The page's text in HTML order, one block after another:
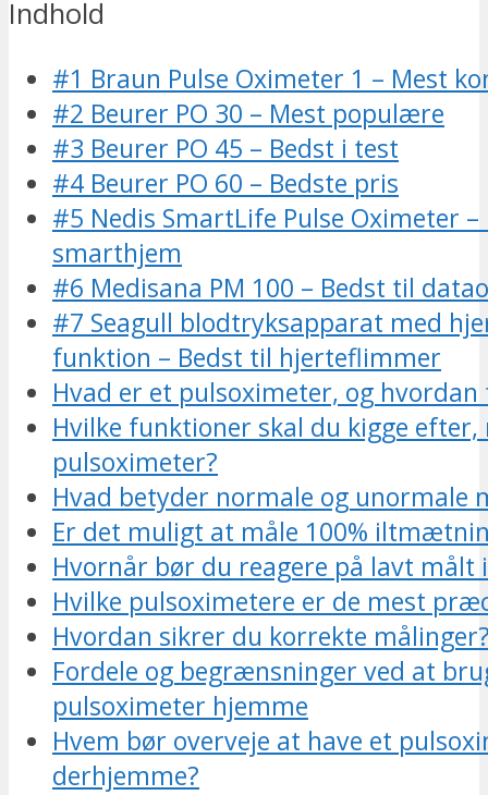
Indhold
#1 Braun Pulse Oximeter 1 – Mest
#2 Beurer PO 30 – Mest populære
#3 Beurer PO 45 – Bedst i test
#4 Beurer PO 60 – Bedste pris
#5 Nedis SmartLife Pulse Oximeter
smarthjem
#6 Medisana PM 100 – Bedst til
#7 Seagull blodtryksapparat med
funktion – Bedst til hjerteflimmer
Hvad er et pulsoximeter, og
Hvilke funktioner skal du kigge
pulsoximeter?
Hvad betyder normale og unormale
Er det muligt at måle 100%
Hvornår bør du reagere på lavt målt
Hvilke pulsoximetere er de mest
Hvordan sikrer du korrekte
Fordele og begrænsninger ved at
pulsoximeter hjemme
Hvem bør overveje at have et
derhjemme?